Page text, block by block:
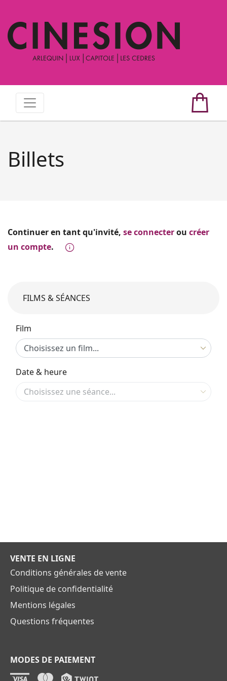
Billets
Continuer en tant qu'invité, se connecterou créer
un compte.
FILMS & SÉANCES
Film
Date & heure
VENTE EN LIGNE
Conditions générales de vente
Politique de confidentialité
Mentions légales
Questions fréquentes
MODES DE PAIEMENT